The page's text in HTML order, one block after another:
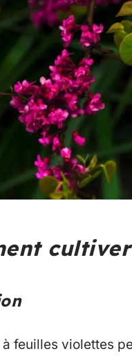
cultiver
feuilles violettes